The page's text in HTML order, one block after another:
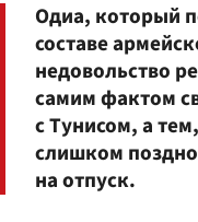
Одиа, который
составе
недовольство
самим фактом
с Тунисом, а
слишком
на отпуск.